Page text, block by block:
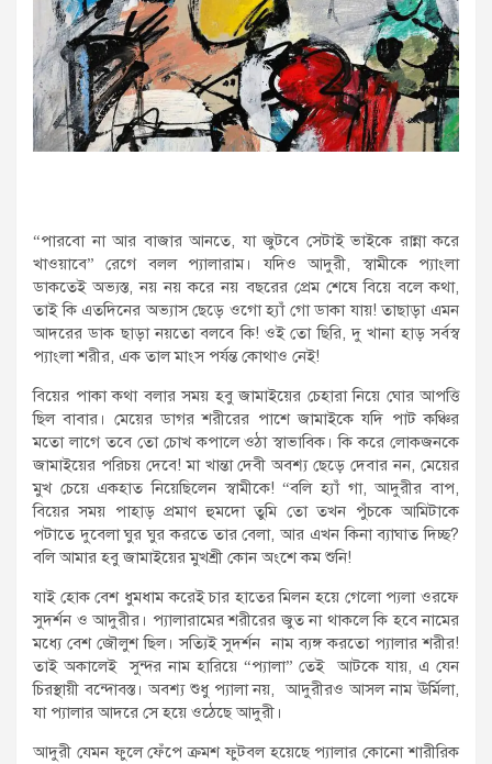
“পারবো না আর বাজার আনতে, যা জুটবে সেটাই ভাইকে রান্না করে
খাওয়াবে” রেগে বলল প্যালারাম। যদিও আদুরী, স্বামীকে প্যাংলা
ডাকতেই অভ্যস্ত, নয় নয় করে নয় বছরের প্রেম শেষে বিয়ে বলে কথা,
তাই কি এতদিনের অভ্যাস ছেড়ে ওগো হ্যাঁ গো ডাকা যায়! তাছাড়া এমন
আদরের ডাক ছাড়া নয়তো বলবে কি! ওই তো ছিরি, দু খানা হাড় সর্বস্ব
প্যাংলা শরীর, এক তাল মাংস পর্যন্ত কোথাও নেই!
বিয়ের পাকা কথা বলার সময় হবু জামাইয়ের চেহারা নিয়ে ঘোর আপত্তি
ছিল বাবার। মেয়ের ডাগর শরীরের পাশে জামাইকে যদি পাট কঞ্চির
মতো লাগে তবে তো চোখ কপালে ওঠা স্বাভাবিক। কি করে লোকজনকে
জামাইয়ের পরিচয় দেবে! মা খান্তা দেবী অবশ্য ছেড়ে দেবার নন, মেয়ের
মুখ চেয়ে একহাত নিয়েছিলেন স্বামীকে! “বলি হ্যাঁ গা, আদুরীর বাপ,
বিয়ের সময় পাহাড় প্রমাণ হুমদো তুমি তো তখন পুঁচকে আমিটাকে
পটাতে দুবেলা ঘুর ঘুর করতে তার বেলা, আর এখন কিনা ব্যাঘাত দিচ্ছ?
বলি আমার হবু জামাইয়ের মুখশ্রী কোন অংশে কম শুনি!
যাই হোক বেশ ধুমধাম করেই চার হাতের মিলন হয়ে গেলো প্যলা ওরফে
সুদর্শন ও আদুরীর। প্যালারামের শরীরের জুত না থাকলে কি হবে নামের
মধ্যে বেশ জৌলুশ ছিল। সত্যিই সুদর্শন নাম ব্যঙ্গ করতো প্যালার শরীর!
তাই অকালেই সুন্দর নাম হারিয়ে “প্যালা” তেই আটকে যায়, এ যেন
চিরস্থায়ী বন্দোবস্ত। অবশ্য শুধু প্যালা নয়, আদুরীরও আসল নাম ঊর্মিলা,
যা প্যালার আদরে সে হয়ে ওঠেছে আদুরী।
আদুরী যেমন ফুলে ফেঁপে ক্রমশ ফুটবল হয়েছে প্যালার কোনো শারীরিক